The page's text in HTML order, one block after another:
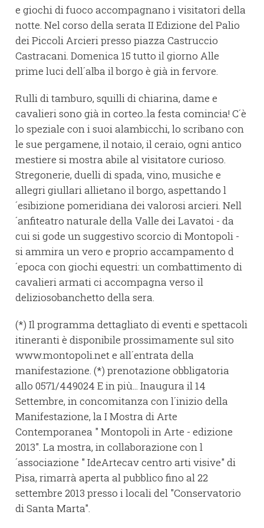
e giochi di fuoco accompagnano i visitatori della
notte. Nel corso della serata II Edizione del Palio
dei Piccoli Arcieri presso piazza Castruccio
Castracani. Domenica 15 tutto il giorno Alle
prime luci dell´alba il borgo è già in fervore.
Rulli di tamburo, squilli di chiarina, dame e
cavalieri sono già in corteo..la festa comincia! C´è
lo speziale con i suoi alambicchi, lo scribano con
le sue pergamene, il notaio, il ceraio, ogni antico
mestiere si mostra abile al visitatore curioso.
Stregonerie, duelli di spada, vino, musiche e
allegri giullari allietano il borgo, aspettando l
´esibizione pomeridiana dei valorosi arcieri. Nell
´anfiteatro naturale della Valle dei Lavatoi - da
cui si gode un suggestivo scorcio di Montopoli -
si ammira un vero e proprio accampamento d
´epoca con giochi equestri: un combattimento di
cavalieri armati ci accompagna verso il
deliziosobanchetto della sera.
(*) Il programma dettagliato di eventi e spettacoli
itineranti è disponibile prossimamente sul sito
www.montopoli.net e all´entrata della
manifestazione. (*) prenotazione obbligatoria
allo 0571/449024 E in più... Inaugura il 14
Settembre, in concomitanza con l´inizio della
Manifestazione, la I Mostra di Arte
Contemporanea " Montopoli in Arte - edizione
2013". La mostra, in collaborazione con l
´associazione " IdeArtecav centro arti visive" di
Pisa, rimarrà aperta al pubblico fino al 22
settembre 2013 presso i locali del "Conservatorio
di Santa Marta".